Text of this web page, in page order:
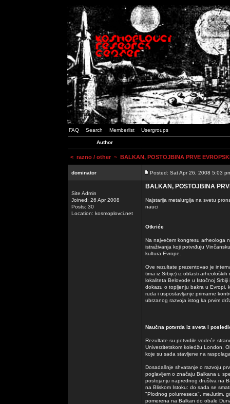
FAQ Search Memberlist Usergroups
Author
< razno / other ~ BALKAN, POSTOJBINA PRVE
dominator Posted: Sat Apr 26, 2008 5:03
Site Admin
Joined: 26 Apr 2008
Posts: 30
Location: kosmoplovci.net
BALKAN, POSTOJBINA
Najstarija metalurgija na svetu
nauci
Otkriće
Na najvećem kongresu arheologa
istraživanja koji potvrđuju
kultura Evrope.
Ove rezultate prezentovao je
tima iz Srbije) iz oblasti
lokaliteta Belovode u Istočnoj
dokazu o topljenju bakra u Evropi,
ruda i uspostavljanje primarne
ubrzanog razvoja istog ka prvim
Naučna potvrda iz sveta i
Rezultate su potvrdile vodeće
Univerzitetskom koledžu London,
koje su sada stavljene na
Dosadašnje shvatanje o razvoju
poglavljem o značaju Balkana u
postojanju naprednog društva na
na Bliskom Istoku: do sada se
"Plodnog polumeseca", međutim,
pomerena na Balkan do obale